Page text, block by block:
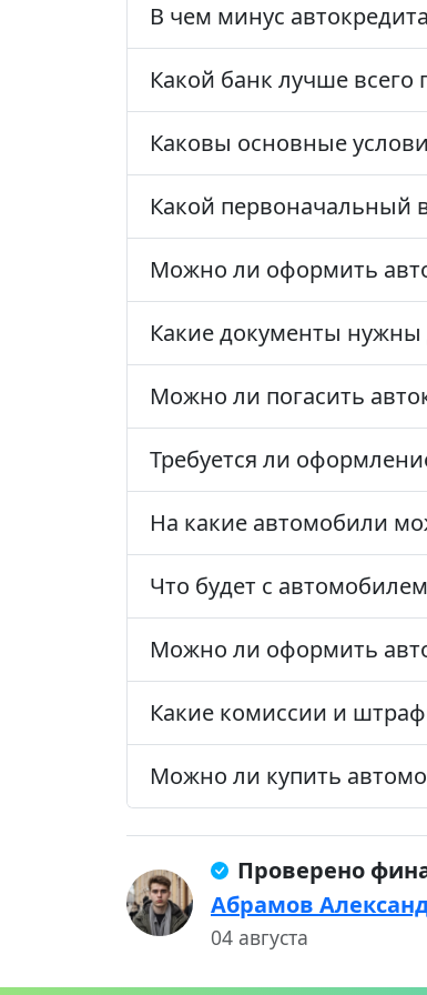
В чем минус
Какой банк лучше всего
Каковы основные
Какой первоначальный
Можно ли оформить
Какие документы
Можно ли погасить
Требуется ли
На какие автомобили
Что будет с
Можно ли оформить
Какие комиссии и
Можно ли купить
Проверено
Абрамов
04 августа